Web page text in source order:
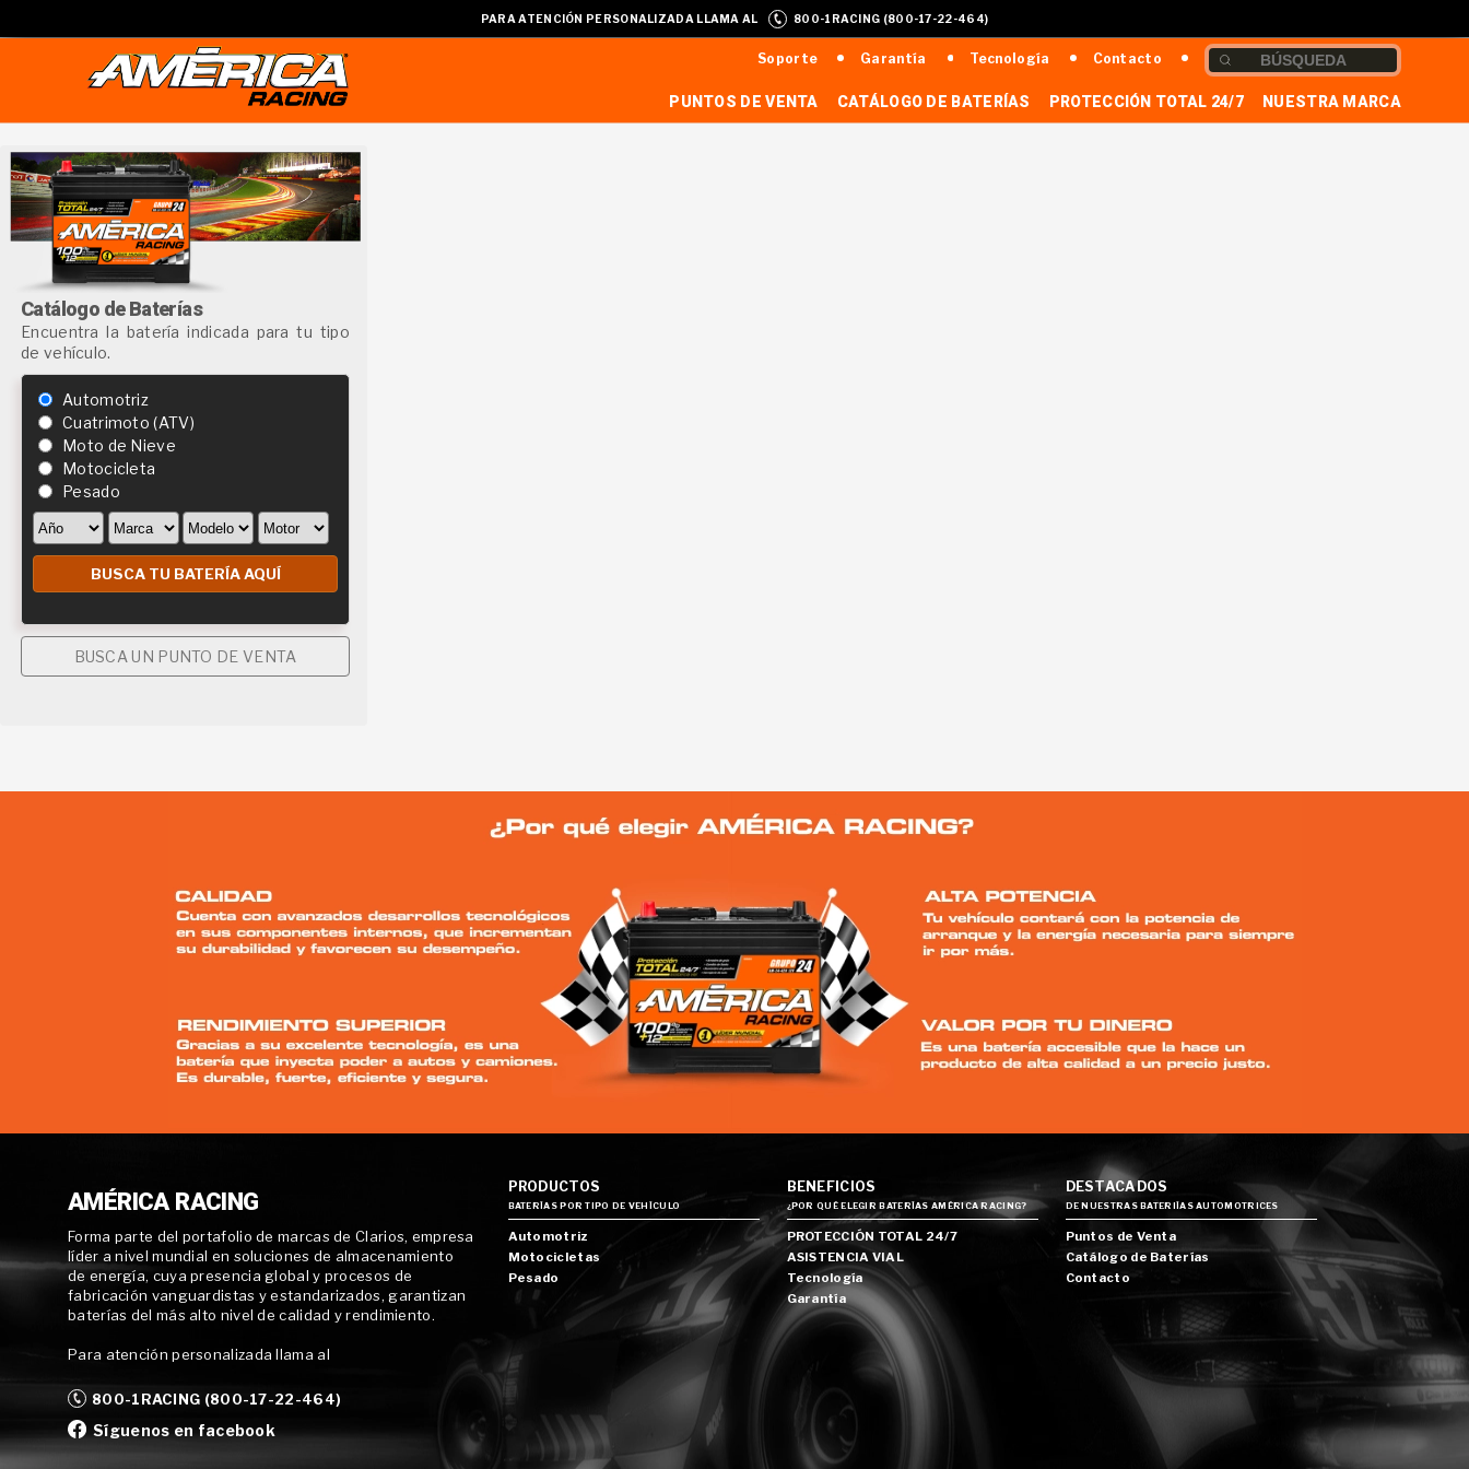
PARA ATENCIÓN PERSONALIZADA LLAMA AL 800-1RACING (800-17-22-464)
Contacto
Tecnología
Garantía
Soporte
NUESTRA MARCA
PROTECCIÓN TOTAL 24/7
CATÁLOGO DE BATERÍAS
PUNTOS DE VENTA
Catálogo de Baterías
Encuentra la batería indicada para tu tipo
de vehículo.
Automotriz
Cuatrimoto (ATV)
Moto de Nieve
Motocicleta
Pesado
BUSCA UN PUNTO DE VENTA
AMÉRICA RACING
Forma parte del portafolio de marcas de Clarios, empresa
líder a nivel mundial en soluciones de almacenamiento
de energía, cuya presencia global y procesos de
fabricación vanguardistas y estandarizados, garantizan
baterías del más alto nivel de calidad y rendimiento.
Para atención personalizada llama al
800-1RACING (800-17-22-464)
Síguenos en facebook
PRODUCTOS
BATERÍAS POR TIPO DE VEHÍCULO
Automotriz
Motocicletas
Pesado
BENEFICIOS
¿POR QUÉ ELEGIR BATERÍAS AMÉRICA RACING?
PROTECCIÓN TOTAL 24/7
ASISTENCIA VIAL
Tecnología
Garantía
DESTACADOS
DE NUESTRAS BATERIÍAS AUTOMOTRICES
Puntos de Venta
Catálogo de Baterías
Contacto